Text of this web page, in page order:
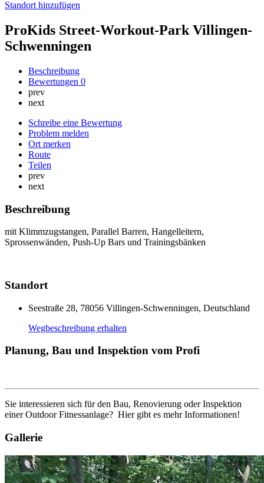
Standort hinzufügen
ProKids Street-Workout-Park Villingen-
Schwenningen
Beschreibung
Bewertungen 0
prev
next
Schreibe eine Bewertung
Problem melden
Ort merken
Route
Teilen
prev
next
Beschreibung
mit Klimmzugstangen, Parallel Barren, Hangelleitern,
Sprossenwänden, Push-Up Bars und Trainingsbänken
Standort
Seestraße 28, 78056 Villingen-Schwenningen, Deutschland
Wegbeschreibung erhalten
Planung, Bau und Inspektion vom Profi
Sie interessieren sich für den Bau, Renovierung oder Inspektion
einer Outdoor Fitnessanlage? Hier gibt es mehr Informationen!
Gallerie